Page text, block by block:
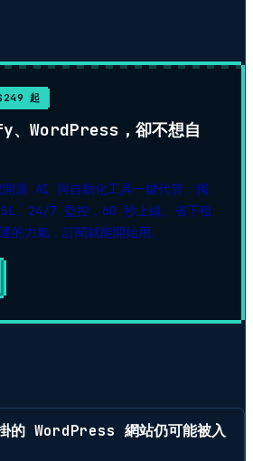
起
WordPress，卻不想自
源 AI 與自動化工具一鍵代管：獨
、24/7 監控，60 秒上線。省下租
的力氣，訂閱就能開始用。
的 WordPress 網站仍可能被入